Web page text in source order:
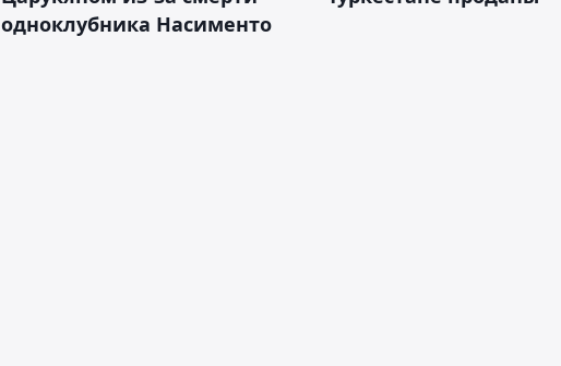
одноклубника Насименто